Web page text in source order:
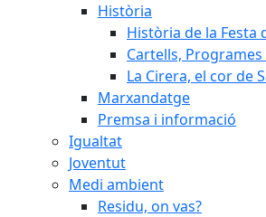
Història
Història de la Festa
Cartells,
La Cirera, el cor de
Marxandatge
Premsa i informació
Igualtat
Joventut
Medi ambient
Residu, on vas?